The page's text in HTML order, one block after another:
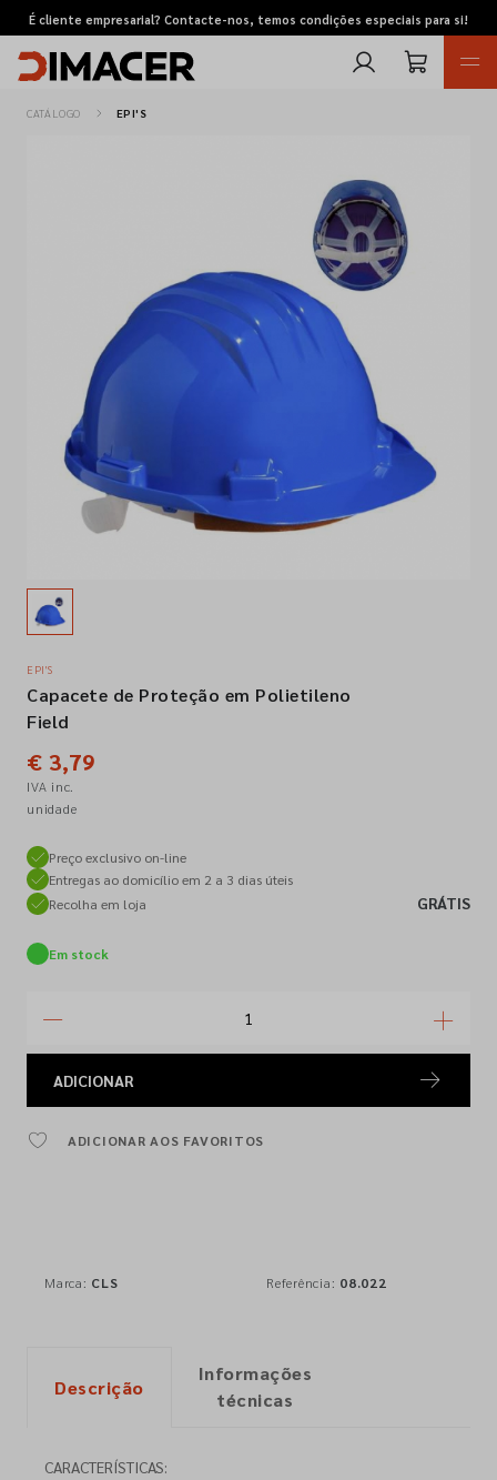
É cliente empresarial? Contacte-nos, temos condições especiais para si!
Pedidos de cotação
Marcas
Favoritos
Contactos
Siga-nos nas redes sociais
CATÁLOGO EPI'S
EPI'S
Capacete de Proteção em Polietileno
Field
€ 3,79
IVA inc.
unidade
Preço exclusivo on-line
Entregas ao domicílio em 2 a 3 dias úteis
Recolha em loja
GRÁTIS
Em stock
ADICIONAR
ADICIONAR AOS FAVORITOS
Marca: CLS Referência: 08.022
Descrição
Informações
técnicas
CARACTERÍSTICAS: